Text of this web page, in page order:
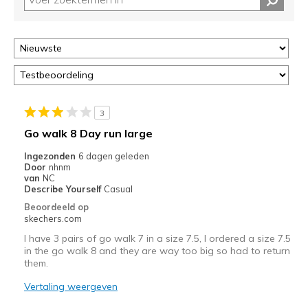
deze
of
door
<a
href="javascript:location.href=location.pathname;">hier</a>
page
met
migratiegeschiedenis
van
de
3
Go walk 8 Day run large
Ingezonden 6 dagen geleden
Door nhnm
van NC
Describe Yourself Casual
Beoordeeld op
skechers.com
I have 3 pairs of go walk 7 in a size 7.5, I ordered a size 7.5
in the go walk 8 and they are way too big so had to return
them.
Vertaling weergeven